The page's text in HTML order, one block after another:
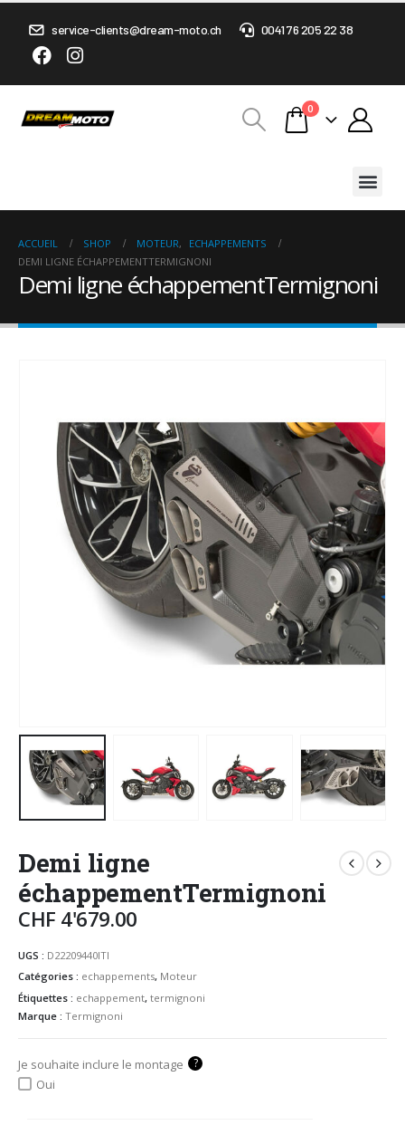
service-clients@dream-moto.ch 0041 76 205 22 38
0
ACCUEIL SHOP MOTEUR,
ECHAPPEMENTS
DEMI LIGNE ÉCHAPPEMENTTERMIGNONI
Demi ligne échappementTermignoni
Demi ligne
échappementTermignoni
CHF 4'679.00
UGS : D22209440ITI
Catégories : echappements, Moteur
Étiquettes : echappement, termignoni
Marque : Termignoni
Je souhaite inclure le montage ?
Oui